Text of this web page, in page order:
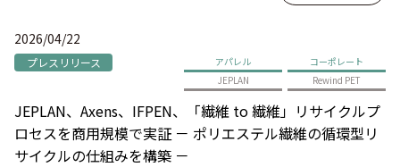
2026/04/22
プレスリリース アパレル
コーポレート
JEPLAN
Rewind PET
JEPLAN、Axens、IFPEN、「繊維 to 繊維」リサイクルプ
ロセスを商用規模で実証 － ポリエステル繊維の循環型リ
サイクルの仕組みを構築 －